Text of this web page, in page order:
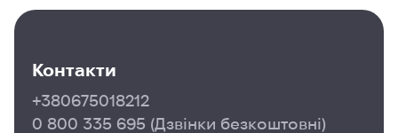
Контакти
+380675018212
0 800 335 695 (Дзвінки безкоштовні)